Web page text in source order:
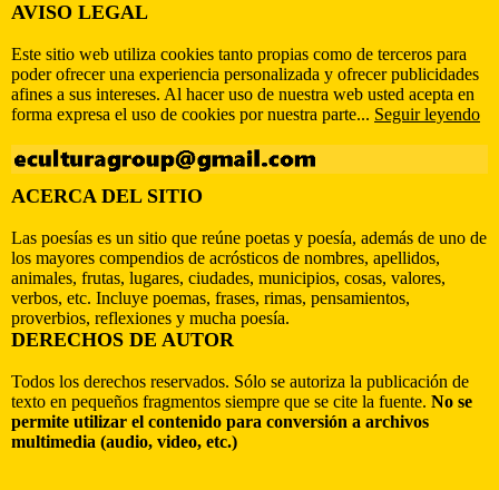
AVISO LEGAL
Este sitio web utiliza cookies tanto propias como de terceros para
poder ofrecer una experiencia personalizada y ofrecer publicidades
afines a sus intereses. Al hacer uso de nuestra web usted acepta en
forma expresa el uso de cookies por nuestra parte... Seguir leyendo
ACERCA DEL SITIO
Las poesías es un sitio que reúne poetas y poesía, además de uno de
los mayores compendios de acrósticos de nombres, apellidos,
animales, frutas, lugares, ciudades, municipios, cosas, valores,
verbos, etc. Incluye poemas, frases, rimas, pensamientos,
proverbios, reflexiones y mucha poesía.
DERECHOS DE AUTOR
Todos los derechos reservados. Sólo se autoriza la publicación de
texto en pequeños fragmentos siempre que se cite la fuente. No se
permite utilizar el contenido para conversión a archivos
multimedia (audio, video, etc.)